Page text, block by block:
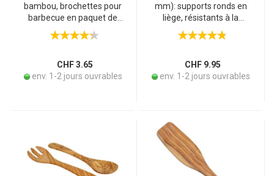
bambou, brochettes pour
barbecue en paquet de
100, longueur 30 cm
CHF 3.65
env. 1-2 jours ouvrables
mm): supports ronds en
liège, résistants à la
chaleur, pour casseroles,
poêles et verres
CHF 9.95
env. 1-2 jours ouvrables